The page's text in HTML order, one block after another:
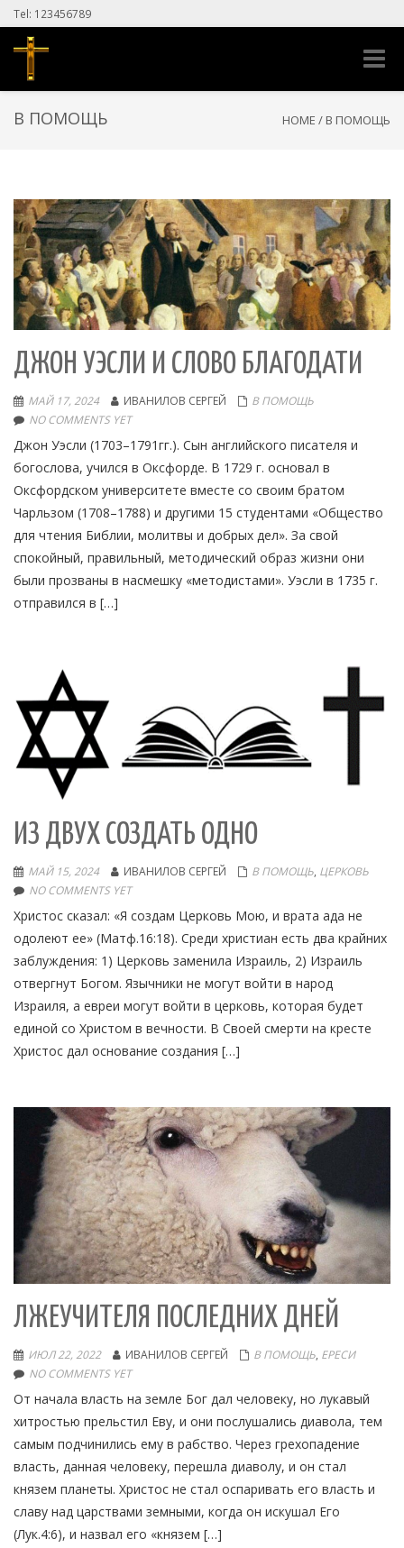
Tel: 123456789
Toggle
В ПОМОЩЬ HOME / В ПОМОЩЬ
ДЖОН УЭСЛИ И СЛОВО БЛАГОДАТИ
МАЙ 17, 2024 ИВАНИЛОВ СЕРГЕЙ
В ПОМОЩЬ
NO COMMENTS YET
Джон Уэсли (1703–1791гг.). Cын английского писателя и
богослова, учился в Оксфорде. В 1729 г. основал в
Оксфордском университете вместе со своим братом
Чарльзом (1708–1788) и другими 15 студентами «Общество
для чтения Библии, молитвы и добрых дел». За свой
спокойный, правильный, методический образ жизни они
были прозваны в насмешку «методистами». Уэсли в 1735 г.
отправился в […]
ИЗ ДВУХ СОЗДАТЬ ОДНО
МАЙ 15, 2024 ИВАНИЛОВ СЕРГЕЙ В ПОМОЩЬ, ЦЕРКОВЬ
NO COMMENTS YET
Христос сказал: «Я создам Церковь Мою, и врата ада не
одолеют ее» (Матф.16:18). Среди христиан есть два крайних
заблуждения: 1) Церковь заменила Израиль, 2) Израиль
отвергнут Богом. Язычники не могут войти в народ
Израиля, а евреи могут войти в церковь, которая будет
единой со Христом в вечности. В Своей смерти на кресте
Христос дал основание создания […]
ЛЖЕУЧИТЕЛЯ ПОСЛЕДНИХ ДНЕЙ
ИЮЛ 22, 2022 ИВАНИЛОВ СЕРГЕЙ В ПОМОЩЬ, ЕРЕСИ
NO COMMENTS YET
От начала власть на земле Бог дал человеку, но лукавый
хитростью прельстил Еву, и они послушались диавола, тем
самым подчинились ему в рабство. Через грехопадение
власть, данная человеку, перешла диаволу, и он стал
князем планеты. Христос не стал оспаривать его власть и
славу над царствами земными, когда он искушал Его
(Лук.4:6), и назвал его «князем […]